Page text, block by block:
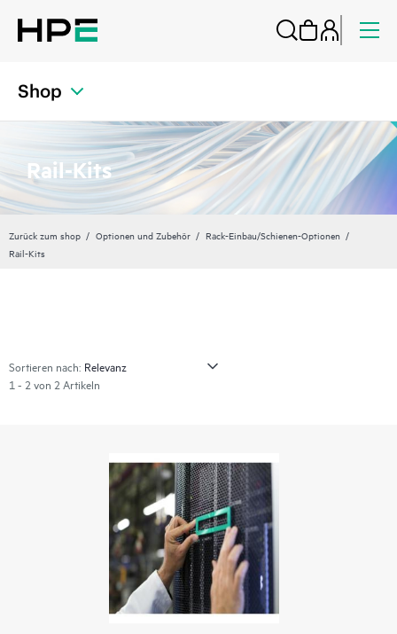
Shop
Rail-Kits
Zurück zum shop Optionen und Zubehör
Rack-Einbau/Schienen-Optionen
Rail-Kits
Sortieren nach:
1 - 2 von 2 Artikeln